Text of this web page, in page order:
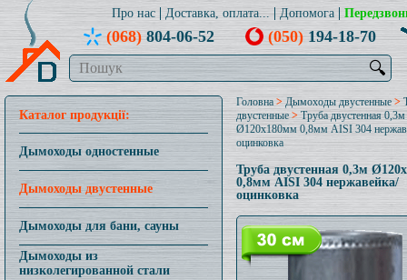
Про нас Доставка, оплата... Допомога
(068)804-06-52 (050)194-18-70
🔍
Каталог продукції:
Дымоходы одностенные
Дымоходы двустенные
Дымоходы для бани, сауны
Дымоходы из
низколегированной стали
Головна > Дымоходы двустенные >
двустенные>Труба двустенная 0,3м
Ø120x180мм 0,8мм AISI 304
оцинковка
Труба двустенная 0,3м
0,8мм AISI 304 нержавейка/
оцинковка